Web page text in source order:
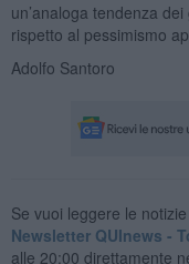
un’analoga tendenza
rispetto al pessimismo
Adolfo Santoro
Se vuoi leggere le
Newsletter QUInews -
alle 20:00 direttamente